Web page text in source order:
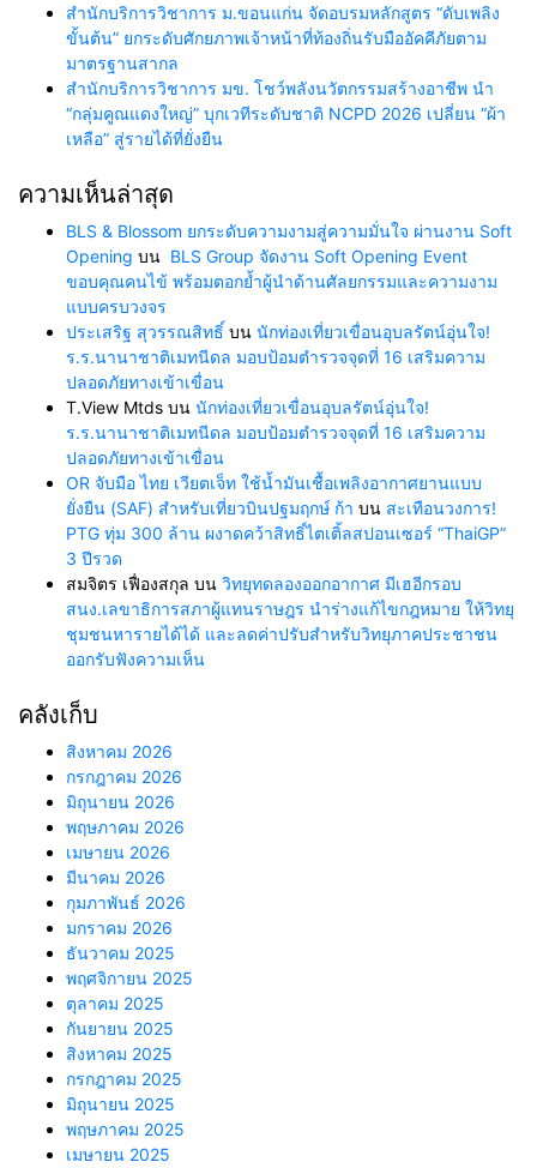
สำนักบริการวิชาการ ม.ขอนแก่น จัดอบรมหลักสูตร “ดับเพลิง
ขั้นต้น” ยกระดับศักยภาพเจ้าหน้าที่ท้องถิ่นรับมืออัคคีภัยตาม
มาตรฐานสากล
สำนักบริการวิชาการ มข. โชว์พลังนวัตกรรมสร้างอาชีพ นำ
“กลุ่มคูณแดงใหญ่” บุกเวทีระดับชาติ NCPD 2026 เปลี่ยน “ผ้า
เหลือ” สู่รายได้ที่ยั่งยืน
ความเห็นล่าสุด
BLS & Blossom ยกระดับความงามสู่ความมั่นใจ ผ่านงาน Soft
Opening บน BLS Group จัดงาน Soft Opening Event
ขอบคุณคนไข้ พร้อมตอกย้ำผู้นำด้านศัลยกรรมและความงาม
แบบครบวงจร
ประเสริฐ สุวรรณสิทธิ์ บน นักท่องเที่ยวเขื่อนอุบลรัตน์อุ่นใจ!
ร.ร.นานาชาติเมทนีดล มอบป้อมตำรวจจุดที่ 16 เสริมความ
ปลอดภัยทางเข้าเขื่อน
T.View Mtds บน นักท่องเที่ยวเขื่อนอุบลรัตน์อุ่นใจ!
ร.ร.นานาชาติเมทนีดล มอบป้อมตำรวจจุดที่ 16 เสริมความ
ปลอดภัยทางเข้าเขื่อน
OR จับมือ ไทย เวียตเจ็ท ใช้น้ำมันเชื้อเพลิงอากาศยานแบบ
ยั่งยืน (SAF) สำหรับเที่ยวบินปฐมฤกษ์ ก้า บน สะเทือนวงการ!
PTG ทุ่ม 300 ล้าน ผงาดคว้าสิทธิ์ไตเติ้ลสปอนเซอร์ “ThaiGP”
3 ปีรวด
สมจิตร เฟื่องสกุล บน วิทยุทดลองออกอากาศ มีเฮอีกรอบ
สนง.เลขาธิการสภาผู้แทนราษฎร นำร่างแก้ไขกฎหมาย ให้วิทยุ
ชุมชนหารายได้ได้ และลดค่าปรับสำหรับวิทยุภาคประชาชน
ออกรับฟังความเห็น
คลังเก็บ
สิงหาคม 2026
กรกฎาคม 2026
มิถุนายน 2026
พฤษภาคม 2026
เมษายน 2026
มีนาคม 2026
กุมภาพันธ์ 2026
มกราคม 2026
ธันวาคม 2025
พฤศจิกายน 2025
ตุลาคม 2025
กันยายน 2025
สิงหาคม 2025
กรกฎาคม 2025
มิถุนายน 2025
พฤษภาคม 2025
เมษายน 2025